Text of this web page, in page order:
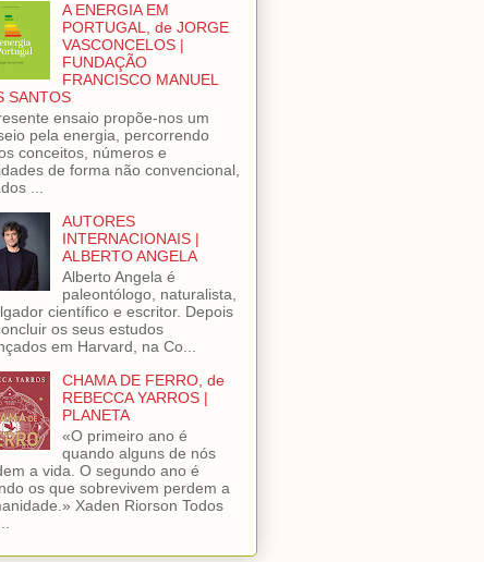
A ENERGIA EM
PORTUGAL, de JORGE
VASCONCELOS |
FUNDAÇÃO
FRANCISCO MANUEL
SANTOS
ensaio propõe-nos um
pela energia, percorrendo
conceitos, números e
de forma não convencional,
...
AUTORES
INTERNACIONAIS |
ALBERTO ANGELA
Alberto Angela é
paleontólogo, naturalista,
científico e escritor. Depois
os seus estudos
em Harvard, na Co...
CHAMA DE FERRO, de
REBECCA YARROS |
PLANETA
«O primeiro ano é
quando alguns de nós
a vida. O segundo ano é
os que sobrevivem perdem a
Xaden Riorson Todos